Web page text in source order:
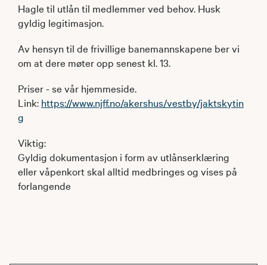
Hagle til utlån til medlemmer ved behov. Husk
gyldig legitimasjon.
Av hensyn til de frivillige banemannskapene ber vi
om at dere møter opp senest kl. 13.
Priser - se vår hjemmeside.
Link: https://www.njff.no/akershus/vestby/jaktskytin
g
Viktig:
Gyldig dokumentasjon i form av utlånserklæring
eller våpenkort skal alltid medbringes og vises på
forlangende